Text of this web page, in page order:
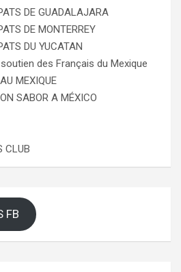
DE GUADALAJARA
DE MONTERREY
DU YUCATAN
des Français du Mexique
MEXIQUE
SABOR A MÉXICO
CLUB
FB